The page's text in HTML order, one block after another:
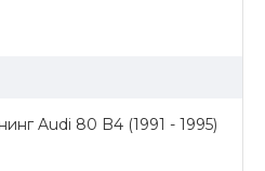
Audi 80 B4 (1991 - 1995)